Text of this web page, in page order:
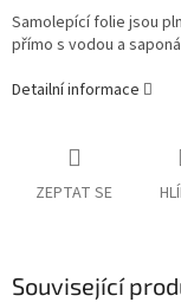
Samolepící folie jsou
přímo s vodou a
Detailní informace
ZEPTAT SE
Související